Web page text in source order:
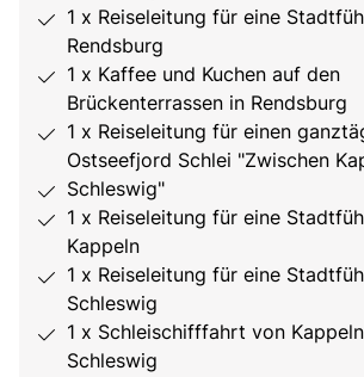
1 x Reiseleitung für eine
Rendsburg
1 x Kaffee und Kuchen auf den
Brückenterrassen in Rendsburg
1 x Reiseleitung für einen
Ostseefjord Schlei "Zwischen
Schleswig"
1 x Reiseleitung für eine
Kappeln
1 x Reiseleitung für eine
Schleswig
1 x Schleischifffahrt von
Schleswig